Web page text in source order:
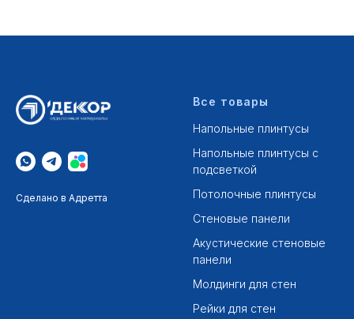
Сделано в Адретта
Все товары
Напольные плинтусы
Напольные плинтусы с
подсветкой
Потолочные плинтусы
Стеновые панели
Акустические стеновые
панели
Молдинги для стен
Рейки для стен